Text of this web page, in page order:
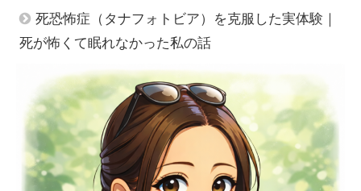
死恐怖症（タナフォトビア）を克服した実体験｜
死が怖くて眠れなかった私の話